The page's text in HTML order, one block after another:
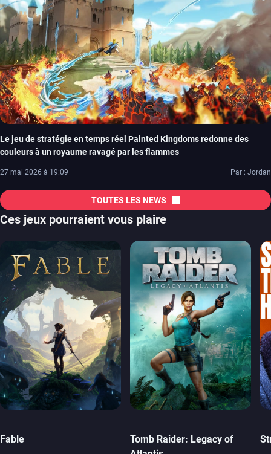
Le jeu de stratégie en temps réel Painted Kingdoms redonne des
couleurs à un royaume ravagé par les flammes
27 mai 2026 à 19:09 Par : Jordan
TOUTES LES NEWS
Ces jeux pourraient vous plaire
Fable
Tomb Raider: Legacy of